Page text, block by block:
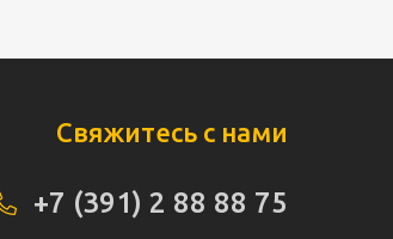
Свяжитесь с нами
+7 (391) 2 88 88 75